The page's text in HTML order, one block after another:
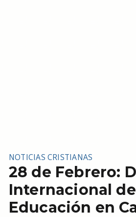
NOTICIAS CRISTIANAS
28 de Febrero:
Internacional
Educación en